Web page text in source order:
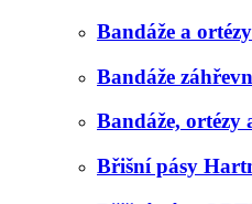
Bandáže a
Bandáže
Bandáže, ortézy
Břišní pásy